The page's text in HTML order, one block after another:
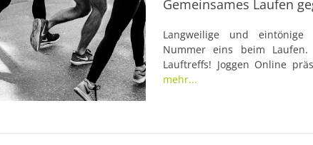
Gemeinsames Laufen
Langweilige und eintönige
Nummer eins beim
Lauftreffs! Joggen Online
Hainbergsee. Viele Lauftreffs
mehr...